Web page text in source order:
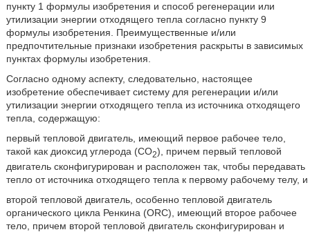
пункту 1 формулы изобретения и способ регенерации или
утилизации энергии отходящего тепла согласно пункту 9
формулы изобретения. Преимущественные и/или
предпочтительные признаки изобретения раскрыты в зависимых
пунктах формулы изобретения.
Согласно одному аспекту, следовательно, настоящее
изобретение обеспечивает систему для регенерации и/или
утилизации энергии отходящего тепла из источника отходящего
тепла, содержащую:
первый тепловой двигатель, имеющий первое рабочее тело,
такой как диоксид углерода (СО2), причем первый тепловой
двигатель сконфигурирован и расположен так, чтобы передавать
тепло от источника отходящего тепла к первому рабочему телу, и
второй тепловой двигатель, особенно тепловой двигатель
органического цикла Ренкина (ORC), имеющий второе рабочее
тело, причем второй тепловой двигатель сконфигурирован и